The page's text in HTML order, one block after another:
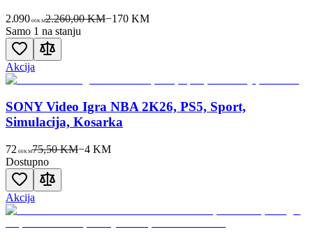
2.090 00KM2.260,00 KM−170KM
Samo 1 na stanju
Akcija
SONY Video Igra NBA 2K26, PS5, Sport,
Simulacija, Kosarka
72 00KM75,50 KM−4KM
Dostupno
Akcija